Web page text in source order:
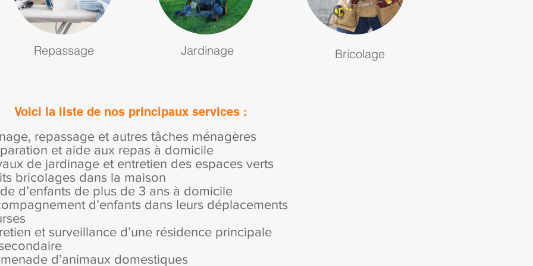
Repassage Jardinage Bricolage
Voici la liste de nos principaux services :
repassage et autres tâches ménagères
et aide aux repas à domicile
de jardinage et entretien des espaces verts
bricolages dans la maison
d’enfants de plus de 3 ans à domicile
d’enfants dans leurs déplacements
et surveillance d’une résidence principale
secondaire
d’animaux domestiques